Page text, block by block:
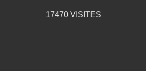
17470VISITES